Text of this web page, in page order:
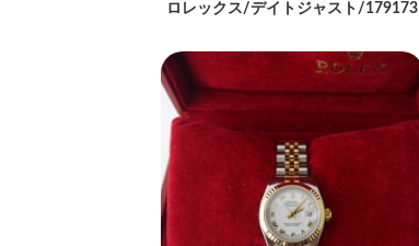
ロレックス/デイトジャスト/179173